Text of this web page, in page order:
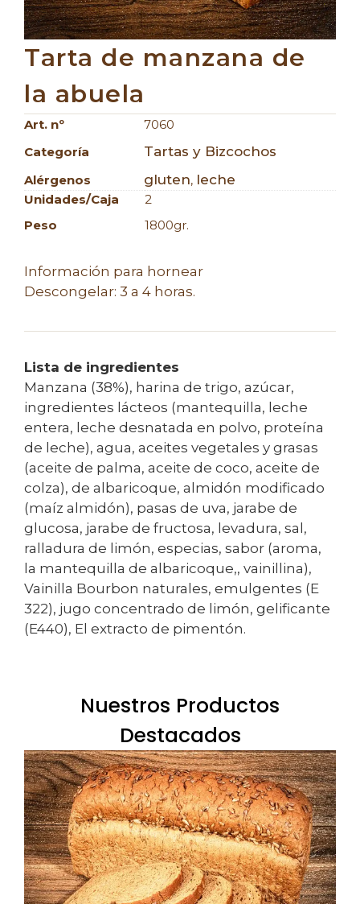
Tarta de manzana de
la abuela
Art. nº
7060
Categoría
Tartas y Bizcochos
Alérgenos gluten, leche
Unidades/caja
2
Peso
1800gr.
Información para hornear
Descongelar: 3 a 4 horas.
Lista de ingredientes
Manzana (38%), harina de trigo, azúcar,
ingredientes lácteos (mantequilla, leche
entera, leche desnatada en polvo, proteína
de leche), agua, aceites vegetales y grasas
(aceite de palma, aceite de coco, aceite de
colza), de albaricoque, almidón modificado
(maíz almidón), pasas de uva, jarabe de
glucosa, jarabe de fructosa, levadura, sal,
ralladura de limón, especias, sabor (aroma,
la mantequilla de albaricoque,, vainillina),
Vainilla Bourbon naturales, emulgentes (E
322), jugo concentrado de limón, gelificante
(E440), El extracto de pimentón.
Nuestros Productos
Destacados